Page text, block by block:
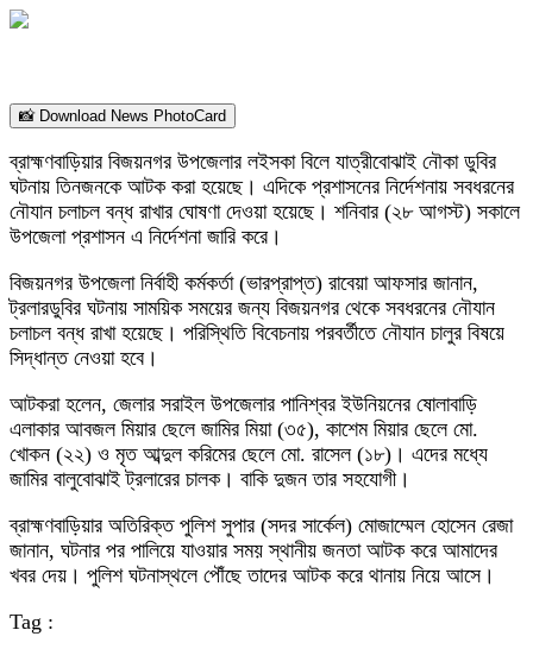
📸 Download News PhotoCard
ব্রাহ্মণবাড়িয়ার বিজয়নগর উপজেলার লইসকা বিলে যাত্রীবোঝাই নৌকা ডুবির
ঘটনায় তিনজনকে আটক করা হয়েছে। এদিকে প্রশাসনের নির্দেশনায় সবধরনের
নৌযান চলাচল বন্ধ রাখার ঘোষণা দেওয়া হয়েছে। শনিবার (২৮ আগস্ট) সকালে
উপজেলা প্রশাসন এ নির্দেশনা জারি করে।
বিজয়নগর উপজেলা নির্বাহী কর্মকর্তা (ভারপ্রাপ্ত) রাবেয়া আফসার জানান,
ট্রলারডুবির ঘটনায় সাময়িক সময়ের জন্য বিজয়নগর থেকে সবধরনের নৌযান
চলাচল বন্ধ রাখা হয়েছে। পরিস্থিতি বিবেচনায় পরবর্তীতে নৌযান চালুর বিষয়ে
সিদ্ধান্ত নেওয়া হবে।
আটকরা হলেন, জেলার সরাইল উপজেলার পানিশ্বর ইউনিয়নের ষোলাবাড়ি
এলাকার আবজল মিয়ার ছেলে জামির মিয়া (৩৫), কাশেম মিয়ার ছেলে মো.
খোকন (২২) ও মৃত আব্দুল করিমের ছেলে মো. রাসেল (১৮)। এদের মধ্যে
জামির বালুবোঝাই ট্রলারের চালক। বাকি দুজন তার সহযোগী।
ব্রাহ্মণবাড়িয়ার অতিরিক্ত পুলিশ সুপার (সদর সার্কেল) মোজাম্মেল হোসেন রেজা
জানান, ঘটনার পর পালিয়ে যাওয়ার সময় স্থানীয় জনতা আটক করে আমাদের
খবর দেয়। পুলিশ ঘটনাস্থলে পৌঁছে তাদের আটক করে থানায় নিয়ে আসে।
Tag :